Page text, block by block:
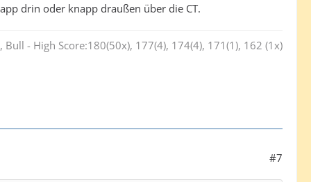
drin oder knapp draußen über die CT.
- High Score:180(50x), 177(4), 174(4), 171(1), 162 (1x)
#7